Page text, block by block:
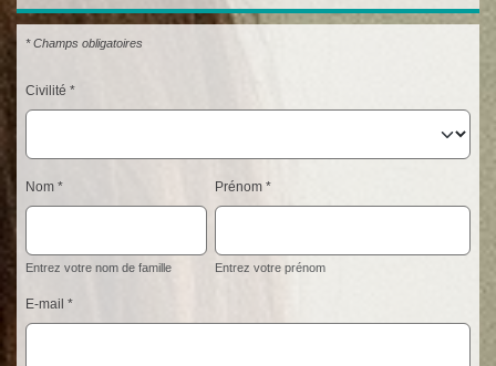
* Champs obligatoires
Civilité
Nom
Entrez votre nom de famille
Prénom
Entrez votre prénom
E-mail